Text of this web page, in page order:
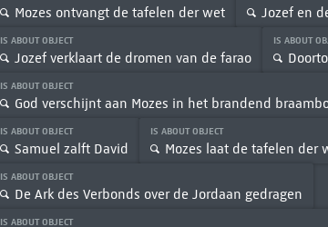
Mozes ontvangt de tafelen der wet Jozef en
IS ABOUT OBJECT
Jozef verklaart de dromen van de farao
IS ABOUT
IS ABOUT OBJECT
God verschijnt aan Mozes in het brandend
IS ABOUT OBJECT
Samuel zalft David
IS ABOUT OBJECT
Mozes laat de tafelen der
IS ABOUT OBJECT
De Ark des Verbonds over de Jordaan gedragen
IS ABOUT OBJECT